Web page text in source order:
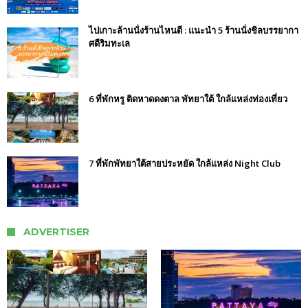
ไปเกาะล้านนั่งร้านไหนดี : แนะนำ 5 ร้านนั่งชิลบรรยากา
ศดีริมทะเล
6 ที่พักหรู ติดหาดดงตาล พัทยาใต้ ใกล้แหล่งท่องเที่ยว
7 ที่พักพัทยาใต้สายประหยัด ใกล้แหล่ง Night Club
ADVERTISER